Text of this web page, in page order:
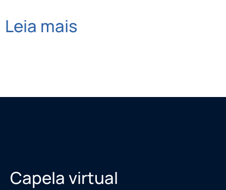
Leia mais
Capela virtual